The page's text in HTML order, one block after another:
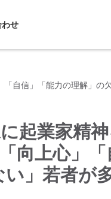
わせ
自信」「能力の理解」の
起業家精
向上心」
」若者が